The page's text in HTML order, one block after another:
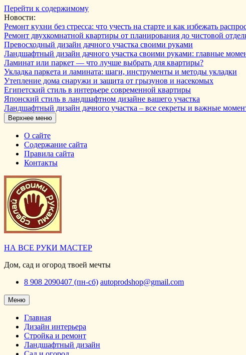
Перейти к содержимому
Новости:
Ремонт кухни без стресса: что учесть на старте и как избежать
Ремонт двухкомнатной квартиры от планирования до чистовой
Превосходный дизайн дачного участка своими руками
Ландшафтный дизайн дачного участка своими руками: главные
Ламинат или паркет — что лучше выбрать для квартиры?
Укладка паркета и ламината: шаги, инструменты и методы укладки
Утепление дома снаружи и защита от грызунов и насекомых
Египетский стиль в интерьере современной квартиры
Японский стиль в ландшафтном дизайне вашего участка
Ландшафтный дизайн дачного участка – все секреты и важные
Верхнее меню
О сайте
Содержание сайта
Правила сайта
Контакты
НА ВСЕ РУКИ МАСТЕР
Дом, сад и огород твоей мечты
8 908 2090407 (пн-сб) autoprodshop@gmail.com
Меню
Главная
Дизайн интерьера
Стройка и ремонт
Ландшафтный дизайн